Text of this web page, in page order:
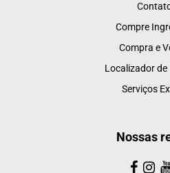
Compre
Compra e
Localizador de
Serviços
Nossas